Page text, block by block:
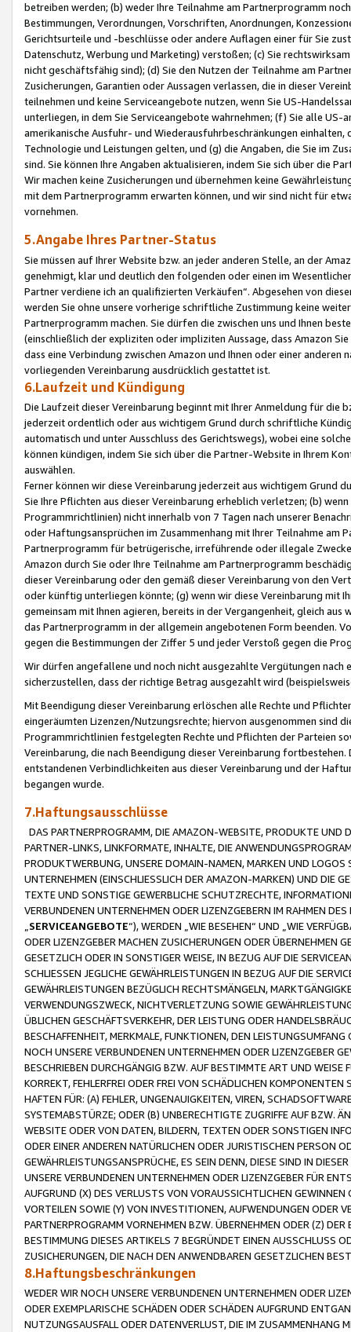
betreiben werden; (b) weder Ihre Teilnahme am Partnerprogramm
Bestimmungen, Verordnungen, Vorschriften, Anordnungen,
Gerichtsurteile und -beschlüsse oder andere Auflagen einer für Sie
Datenschutz, Werbung und Marketing) verstoßen; (c) Sie
nicht geschäftsfähig sind); (d) Sie den Nutzen der Teilnahme am
Zusicherungen, Garantien oder Aussagen verlassen, die in dieser
teilnehmen und keine Serviceangebote nutzen, wenn Sie US-
unterliegen, in dem Sie Serviceangebote wahrnehmen; (f) Sie alle
amerikanische Ausfuhr- und Wiederausfuhrbeschränkungen
Technologie und Leistungen gelten, und (g) die Angaben, die Sie im
sind. Sie können Ihre Angaben aktualisieren, indem Sie sich über die
Wir machen keine Zusicherungen und übernehmen keine
mit dem Partnerprogramm erwarten können, und wir sind nicht für
vornehmen.
5.Angabe Ihres Partner-Status
Sie müssen auf Ihrer Website bzw. an jeder anderen Stelle, an der
genehmigt, klar und deutlich den folgenden oder einen im
Partner verdiene ich an qualifizierten Verkäufen“. Abgesehen von
werden Sie ohne unsere vorherige schriftliche Zustimmung keine
Partnerprogramm machen. Sie dürfen die zwischen uns und Ihnen
(einschließlich der expliziten oder impliziten Aussage, dass Amazon
dass eine Verbindung zwischen Amazon und Ihnen oder einer
vorliegenden Vereinbarung ausdrücklich gestattet ist.
6.Laufzeit und Kündigung
Die Laufzeit dieser Vereinbarung beginnt mit Ihrer Anmeldung für die
jederzeit ordentlich oder aus wichtigem Grund durch schriftliche
automatisch und unter Ausschluss des Gerichtswegs), wobei eine
können kündigen, indem Sie sich über die Partner-Website in Ihrem
auswählen.
Ferner können wir diese Vereinbarung jederzeit aus wichtigem Grund
Sie Ihre Pflichten aus dieser Vereinbarung erheblich verletzen; (b)
Programmrichtlinien) nicht innerhalb von 7 Tagen nach unserer
oder Haftungsansprüchen im Zusammenhang mit Ihrer Teilnahme am
Partnerprogramm für betrügerische, irreführende oder illegale
Amazon durch Sie oder Ihre Teilnahme am Partnerprogramm
dieser Vereinbarung oder den gemäß dieser Vereinbarung von den
oder künftig unterliegen könnte; (g) wenn wir diese Vereinbarung mit
gemeinsam mit Ihnen agieren, bereits in der Vergangenheit, gleich
das Partnerprogramm in der allgemein angebotenen Form beenden.
gegen die Bestimmungen der Ziffer 5 und jeder Verstoß gegen die
Wir dürfen angefallene und noch nicht ausgezahlte Vergütungen
sicherzustellen, dass der richtige Betrag ausgezahlt wird
Mit Beendigung dieser Vereinbarung erlöschen alle Rechte und
eingeräumten Lizenzen/Nutzungsrechte; hiervon ausgenommen sind
Programmrichtlinien festgelegten Rechte und Pflichten der Parteien
Vereinbarung, die nach Beendigung dieser Vereinbarung
entstandenen Verbindlichkeiten aus dieser Vereinbarung und der
begangen wurde.
7.Haftungsausschlüsse
DAS PARTNERPROGRAMM, DIE AMAZON-WEBSITE, PRODUKTE UND
PARTNER-LINKS, LINKFORMATE, INHALTE, DIE
PRODUKTWERBUNG, UNSERE DOMAIN-NAMEN, MARKEN UND
UNTERNEHMEN (EINSCHLIESSLICH DER AMAZON-MARKEN) UND DIE
TEXTE UND SONSTIGE GEWERBLICHE SCHUTZRECHTE,
VERBUNDENEN UNTERNEHMEN ODER LIZENZGEBERN IM RAHMEN
SERVICEANGEBOTE“), WERDEN „WIE BESEHEN“ UND „WIE
ODER LIZENZGEBER MACHEN ZUSICHERUNGEN ODER ÜBERNEHMEN
GESETZLICH ODER IN SONSTIGER WEISE, IN BEZUG AUF DIE
SCHLIESSEN JEGLICHE GEWÄHRLEISTUNGEN IN BEZUG AUF DIE
GEWÄHRLEISTUNGEN BEZÜGLICH RECHTSMÄNGELN,
VERWENDUNGSZWECK, NICHTVERLETZUNG SOWIE
ÜBLICHEN GESCHÄFTSVERKEHR, DER LEISTUNG ODER
BESCHAFFENHEIT, MERKMALE, FUNKTIONEN, DEN
NOCH UNSERE VERBUNDENEN UNTERNEHMEN ODER LIZENZGEBER
BESCHRIEBEN DURCHGÄNGIG BZW. AUF BESTIMMTE ART UND
KORREKT, FEHLERFREI ODER FREI VON SCHÄDLICHEN
HAFTEN FÜR: (A) FEHLER, UNGENAUIGKEITEN, VIREN,
SYSTEMABSTÜRZE; ODER (B) UNBERECHTIGTE ZUGRIFFE AUF BZW.
WEBSITE ODER VON DATEN, BILDERN, TEXTEN ODER SONSTIGEN
ODER EINER ANDEREN NATÜRLICHEN ODER JURISTISCHEN PERSON
GEWÄHRLEISTUNGSANSPRÜCHE, ES SEIN DENN, DIESE SIND IN
UNSERE VERBUNDENEN UNTERNEHMEN ODER LIZENZGEBER FÜR
AUFGRUND (X) DES VERLUSTS VON VORAUSSICHTLICHEN
VORTEILEN SOWIE (Y) VON INVESTITIONEN, AUFWENDUNGEN ODER
PARTNERPROGRAMM VORNEHMEN BZW. ÜBERNEHMEN ODER (Z)
BESTIMMUNG DIESES ARTIKELS 7 BEGRÜNDET EINEN AUSSCHLUSS
ZUSICHERUNGEN, DIE NACH DEN ANWENDBAREN GESETZLICHEN
8.Haftungsbeschränkungen
WEDER WIR NOCH UNSERE VERBUNDENEN UNTERNEHMEN ODER
ODER EXEMPLARISCHE SCHÄDEN ODER SCHÄDEN AUFGRUND
NUTZUNGSAUSFALL ODER DATENVERLUST, DIE IM ZUSAMMENHANG